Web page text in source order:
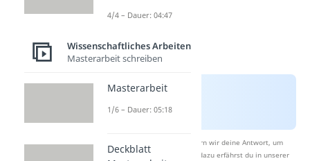
Nach Beantwortung speichern wir deine Antwort, um
Studyflix zu verbessern. Mehr dazu erfährst du in unserer
4/4 – Dauer: 04:47
Wissenschaftliches Arbeiten
Masterarbeit schreiben
Masterarbeit
1/6 – Dauer: 05:18
Deckblatt